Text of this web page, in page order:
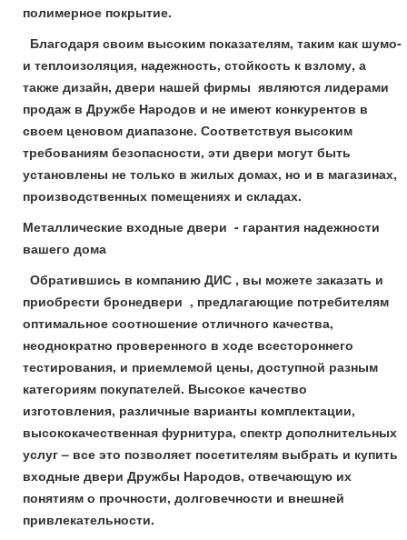
полимерное покрытие.
Благодаря своим высоким показателям, таким как шумо-
и теплоизоляция, надежность, стойкость к взлому, а
также дизайн, двери нашей фирмы являются лидерами
продаж в Дружбе Народов и не имеют конкурентов в
своем ценовом диапазоне. Соответствуя высоким
требованиям безопасности, эти двери могут быть
установлены не только в жилых домах, но и в магазинах,
производственных помещениях и складах.
Металлические входные двери - гарантия надежности
вашего дома
Обратившись в компанию ДИС , вы можете заказать и
приобрести бронедвери , предлагающие потребителям
оптимальное соотношение отличного качества,
неоднократно проверенного в ходе всестороннего
тестирования, и приемлемой цены, доступной разным
категориям покупателей. Высокое качество
изготовления, различные варианты комплектации,
высококачественная фурнитура, спектр дополнительных
услуг – все это позволяет посетителям выбрать и купить
входные двери Дружбы Народов, отвечающую их
понятиям о прочности, долговечности и внешней
привлекательности.